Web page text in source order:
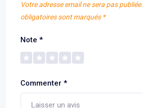
Votre adresse email ne sera pas publiée.
obligatoires sont marqués *
Note *
Commenter *